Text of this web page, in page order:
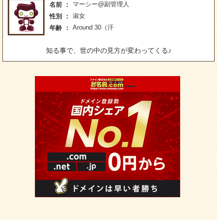
名前
マーシー@副管理人
性別
淑女
年齢
Around 30（汗
知る事で、世の中の見方が変わってくる♪